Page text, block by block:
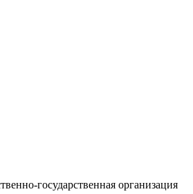
государственная организация